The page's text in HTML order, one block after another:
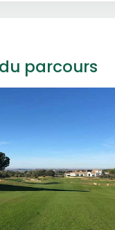
parcours